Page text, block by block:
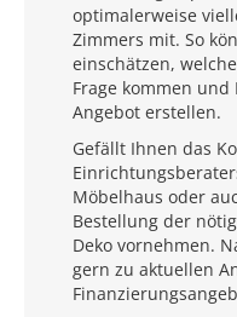
optimalerweise
Zimmers mit. So
einschätzen,
Frage kommen
Angebot erstellen.
Gefällt Ihnen das
Möbelhaus oder
Bestellung der
Deko vornehmen.
gern zu aktuellen